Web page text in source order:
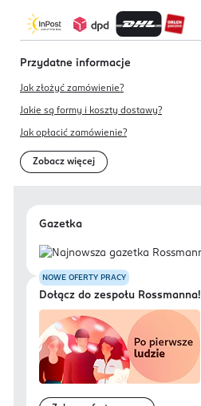
Przydatne informacje
Jak złożyć zamówienie?
Jakie są formy i koszty dostawy?
Jak opłacić zamówienie?
Zobacz więcej
Gazetka
NOWE OFERTY PRACY
Dołącz do zespołu Rossmanna!